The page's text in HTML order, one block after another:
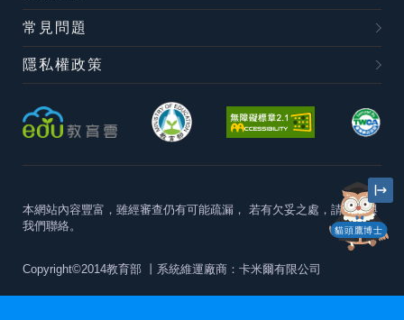
貓頭鷹博士
常見問題
隱私權政策
本網站內容豐富，雖經審查仍有可能疏漏， 若有欠妥之處，請隨時與
我們聯絡。
Copyright©2014教育部 丨系統維運廠商：卡米爾有限公司